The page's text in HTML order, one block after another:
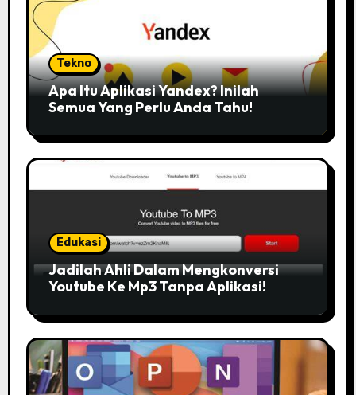
Tekno
Apa Itu Aplikasi Yandex? Inilah
Semua Yang Perlu Anda Tahu!
Edukasi
Jadilah Ahli Dalam Mengkonversi
Youtube Ke Mp3 Tanpa Aplikasi!